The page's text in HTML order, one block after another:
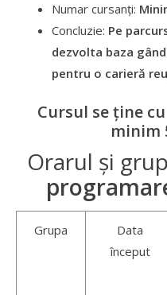
Numar cursanți:
Concluzie: Pe
dezvolta baza
pentru o carieră
Cursul se ține
minim
Orarul și
Grupa
Data
început